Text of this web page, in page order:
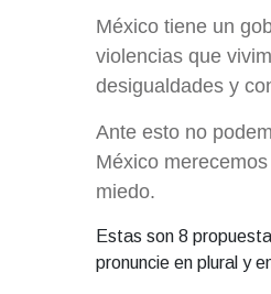
México tiene un
violencias que
desigualdades y
Ante esto no
México
miedo.
Estas son 8
pronuncie en plural y